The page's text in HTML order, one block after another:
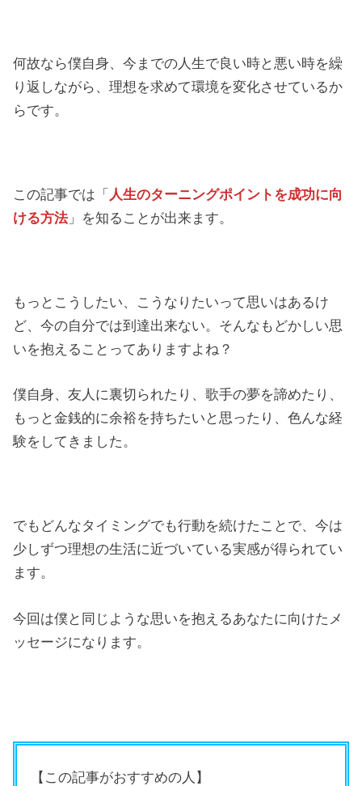
何故なら僕自身、今までの人生で良い時と悪い時を繰
り返しながら、理想を求めて環境を変化させているか
らです。
この記事では「 人生のターニングポイントを成功に向
ける方法 」を知ることが出来ます。
もっとこうしたい、こうなりたいって思いはあるけ
ど、今の自分では到達出来ない。そんなもどかしい思
いを抱えることってありますよね？
僕自身、友人に裏切られたり、歌手の夢を諦めたり、
もっと金銭的に余裕を持ちたいと思ったり、色んな経
験をしてきました。
でもどんなタイミングでも行動を続けたことで、今は
少しずつ理想の生活に近づいている実感が得られてい
ます。
今回は僕と同じような思いを抱えるあなたに向けたメ
ッセージになります。
【この記事がおすすめの人】